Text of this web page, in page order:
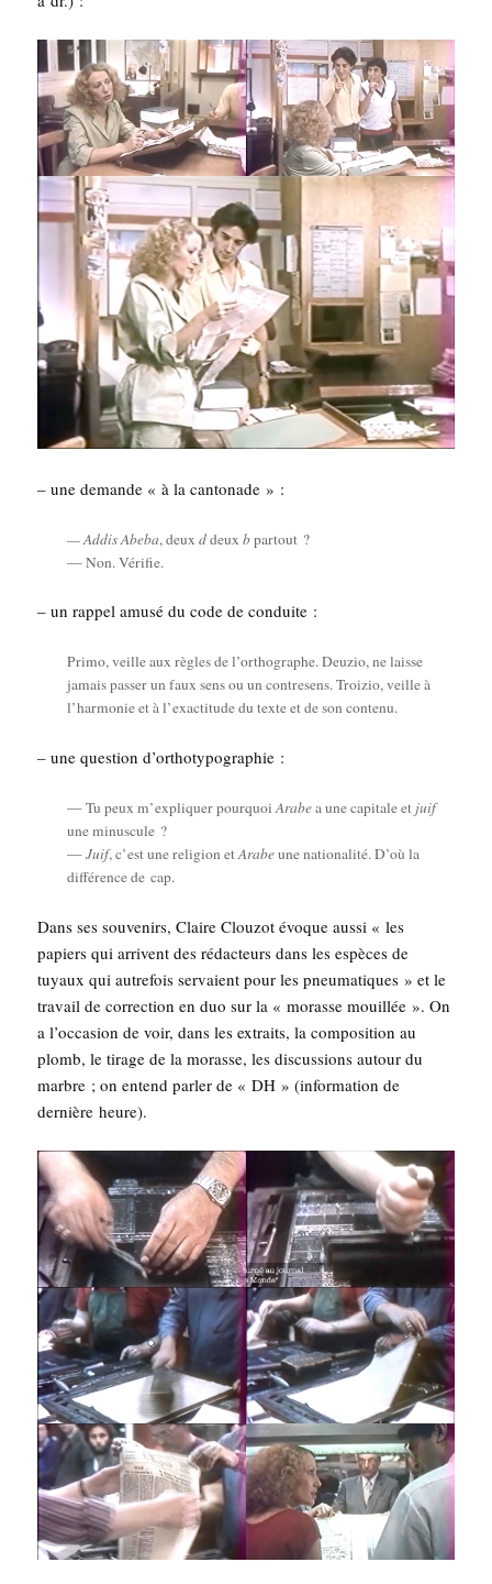
– une demande « à la cantonade » :
— Addis Abe­ba, deuxddeuxbpar­tout ?
— Non. Vérifie.
– un rap­pel amu­sé du code de conduite :
Pri­mo, veille aux règles de l’orthographe. Deu­zio, ne laisse
jamais pas­ser un faux sens ou un contre­sens. Troi­zio, veille à
l’harmonie et à l’exactitude du texte et de son contenu.
– une ques­tion d’orthotypographie :
— Tu peux m’expliquer pour­quoiArabea une capi­tale et juif
une minus­cule ?
—Juif, c’est une reli­gion etArabeune natio­na­li­té. D’où la
dif­fé­rence de cap.
Dans ses sou­ve­nirs, Claire Clou­zot évoque aus­si « les
papiers qui arrivent des rédac­teurs dans les espèces de
tuyaux qui autre­fois ser­vaient pour les pneu­ma­tiques » et le
tra­vail de cor­rec­tion en duo sur la « morasse mouillée ». On
a l’oc­ca­sion de voir, dans les extraits, la com­po­si­tion au
plomb, le tirage de la morasse, les dis­cus­sions autour du
marbre ; on entend par­ler de « DH » (infor­ma­tion de
der­nière heure).